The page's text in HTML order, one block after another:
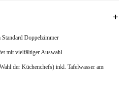
Doppelzimmer
mit vielfältiger Auswahl
der Küchenchefs) inkl. Tafelwasser am